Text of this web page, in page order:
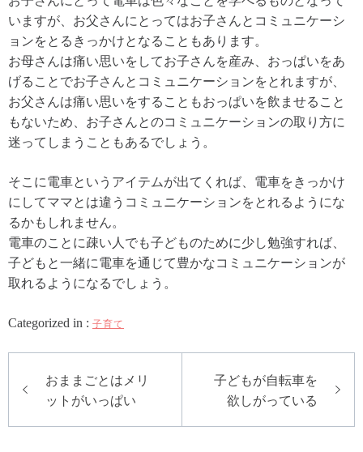
いますが、お父さんにとってはお子さんとコミュニケーシ
ョンをとるきっかけとなることもあります。
お母さんは痛い思いをしてお子さんを産み、おっぱいをあ
げることでお子さんとコミュニケーションをとれますが、
お父さんは痛い思いをすることもおっぱいを飲ませること
もないため、お子さんとのコミュニケーションの取り方に
迷ってしまうこともあるでしょう。
そこに電車というアイテムが出てくれば、電車をきっかけ
にしてママとは違うコミュニケーションをとれるようにな
るかもしれません。
電車のことに疎い人でも子どものために少し勉強すれば、
子どもと一緒に電車を通じて豊かなコミュニケーションが
取れるようになるでしょう。
Categorized in : 子育て
稿
ナ
おままごとはメリ
ットがいっぱい
子どもが自転車を
欲しがっている